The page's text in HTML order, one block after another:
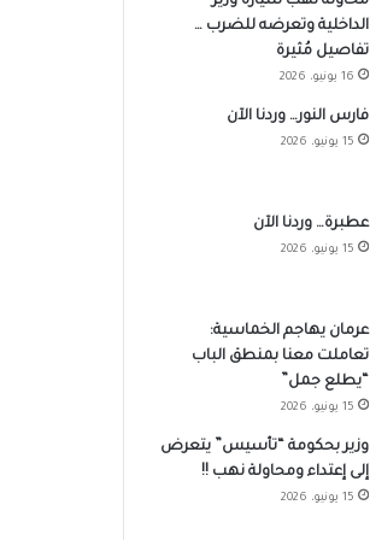
الداخلية وتعرضه للضرب …
تفاصيل مُثيرة
16 يونيو، 2026
فارس النور… وردنا الآن
15 يونيو، 2026
عطبرة… وردنا الآن
15 يونيو، 2026
عرمان يهاجم الخماسية:
تعاملت معنا بمنطق الباب
“يطلع جمل”
15 يونيو، 2026
وزير بحكومة “تأسيس” يتعرض
إلى إعتداء ومحاولة نهب !!
15 يونيو، 2026